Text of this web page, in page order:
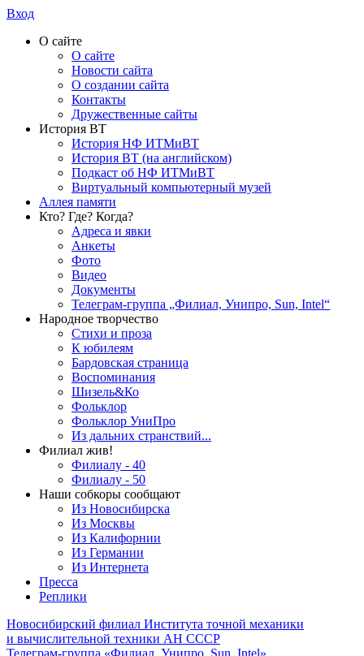
Вход
О сайте
О сайте
Новости сайта
О создании сайта
Контакты
Дружественные сайты
История ВТ
История НФ ИТМиВТ
История ВТ (на английском)
Подкаст об НФ ИТМиВТ
Виртуальный компьютерный музей
Аллея памяти
Кто? Где? Когда?
Адреса и явки
Анкеты
Фото
Видео
Документы
Телеграм-группа „Филиал, Унипро, Sun, Intel“
Народное творчество
Стихи и проза
К юбилеям
Бардовская страница
Воспоминания
Шизель&Ко
Фольклор
Фольклор УниПро
Из дальних странствий...
Филиал жив!
Филиалу - 40
Филиалу - 50
Наши собкоры сообщают
Из Новосибирска
Из Москвы
Из Калифорнии
Из Германии
Из Интернета
Пресса
Реплики
Новосибирский филиал Института точной механики
и вычислительной техники АН СССР
Телеграм-группа «Филиал, Унипро, Sun, Intel»